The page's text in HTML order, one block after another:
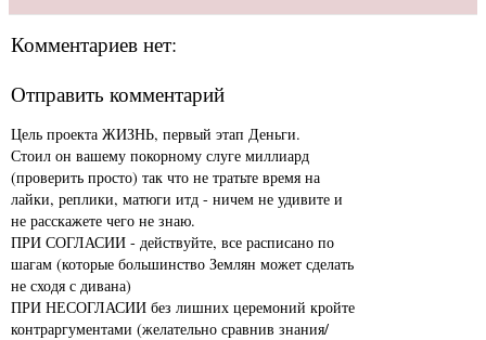
Комментариев нет:
Отправить комментарий
Цель проекта ЖИЗНЬ, первый этап Деньги.
Стоил он вашему покорному слуге миллиард
(проверить просто) так что не тратьте время на
лайки, реплики, матюги итд - ничем не удивите и
не расскажете чего не знаю.
ПРИ СОГЛАСИИ - действуйте, все расписано по
шагам (которые большинство Землян может сделать
не сходя с дивана)
ПРИ НЕСОГЛАСИИ без лишних церемоний кройте
контраргументами (желательно сравнив знания/